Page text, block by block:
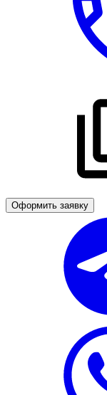
Оформить заявку